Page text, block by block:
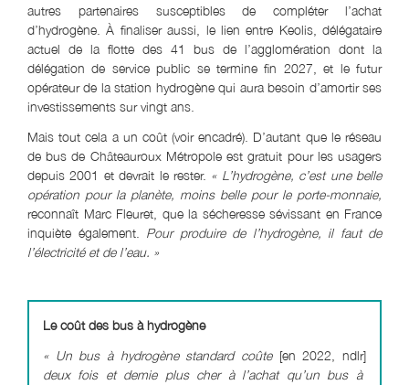
autres partenaires susceptibles de compléter l’achat
d’hydrogène. À finaliser aussi, le lien entre Keolis, délégataire
actuel de la flotte des 41 bus de l’agglomération dont la
délégation de service public se termine fin 2027, et le futur
opérateur de la station hydrogène qui aura besoin d’amortir ses
investissements sur vingt ans.
Mais tout cela a un coût (voir encadré). D’autant que le réseau
de bus de Châteauroux Métropole est gratuit pour les usagers
depuis 2001 et devrait le rester. « L’hydrogène, c’est une belle
opération pour la planète, moins belle pour le porte-monnaie,
reconnaît Marc Fleuret, que la sécheresse sévissant en France
inquiète également. Pour produire de l’hydrogène, il faut de
l’électricité et de l’eau. »
Le coût des bus à hydrogène
« Un bus à hydrogène standard coûte[en 2022, ndlr]
deux fois et demie plus cher à l’achat qu’un bus à